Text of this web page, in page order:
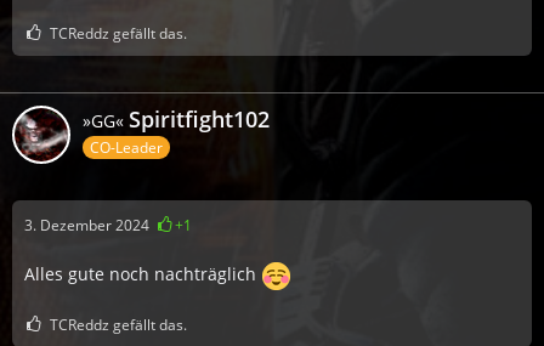
TCReddz gefällt das.
»GG« Spiritfight102
CO-Leader
3. Dezember 2024 +1
Alles gute noch nachträglich
TCReddz gefällt das.